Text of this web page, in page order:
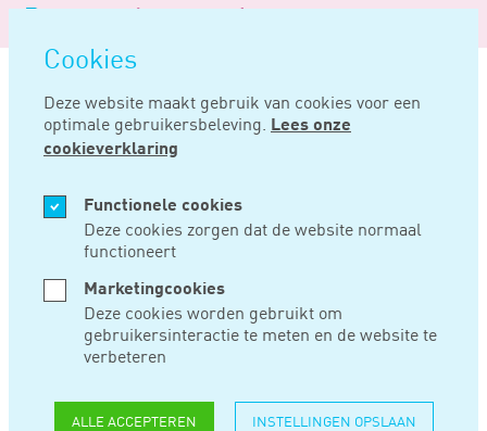
overslaan
Cookies
Deze website maakt gebruik van cookies voor een
optimale gebruikersbeleving. Lees onze
cookieverklaring
Functionele cookies
Deze cookies zorgen dat de website normaal
functioneert
Marketingcookies
Deze cookies worden gebruikt om
gebruikersinteractie te meten en de website te
verbeteren
ALLE ACCEPTEREN INSTELLINGEN OPSLAAN
Logo
Noord
Negentig
Home Nieuws
JUN 01, 2022
BETERE DEAL VOOR
VERKOPER NA
VERBREKEN KOOP?
LAGERE BOETE